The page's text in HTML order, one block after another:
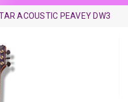
ACOUSTIC PEAVEY DW3